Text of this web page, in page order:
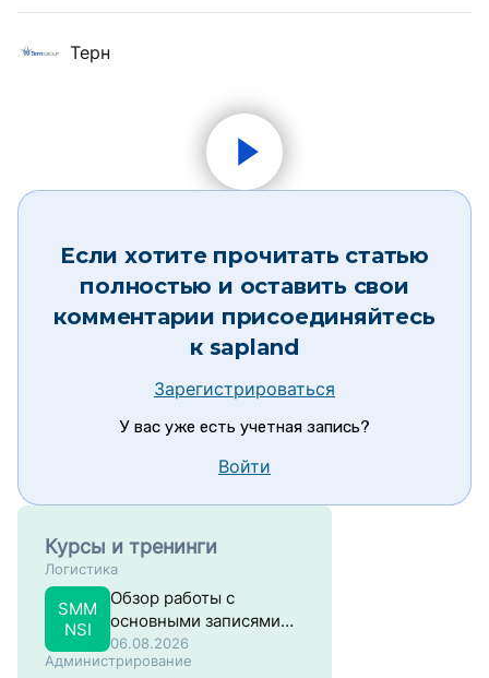
Терн
Если хотите прочитать статью
полностью и оставить свои
комментарии присоединяйтесь
к sapland
Зарегистрироваться
У вас уже есть учетная запись?
Войти
Курсы и тренинги
Логистика
SMM
NSI
Обзор работы с
основными записями
материалов в разрезе
закупок
06.08.2026
Администрирование